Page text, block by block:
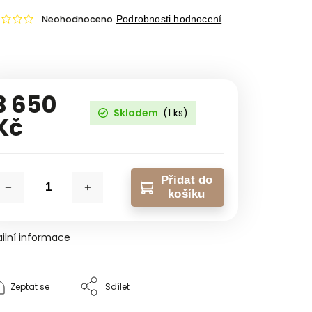
Neohodnoceno Podrobnosti hodnocení
650 Skladem (1 ks)
Přidat do
košíku
informace
Zeptat se Sdílet